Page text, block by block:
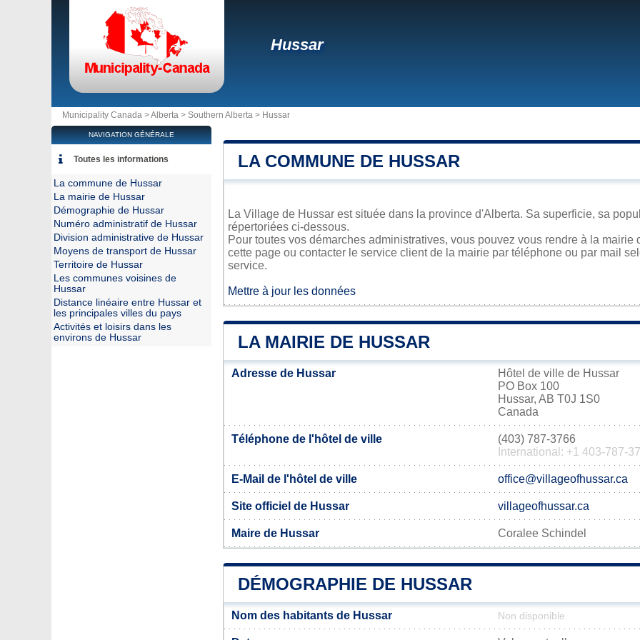
Hussar
Municipality Canada >Alberta > Southern Alberta > Hussar
LA COMMUNE DE HUSSAR
La Village de Hussar est située dans la province d'Alberta. Sa superficie, sa
répertoriées ci-dessous.
Pour toutes vos démarches administratives, vous pouvez vous rendre à la
cette page ou contacter le service client de la mairie par téléphone ou par mail
service.
Mettre à jour les données
LA MAIRIE DE HUSSAR
Adresse de Hussar
Hôtel de ville de Hussar
PO Box 100
Hussar, AB T0J 1S0
Canada
Téléphone de l'hôtel de ville
(403) 787-3766
International: +1 403-787-
E-Mail de l'hôtel de ville office@villageofhussar.ca
Site officiel de Hussar villageofhussar.ca
Maire de Hussar Coralee Schindel
DÉMOGRAPHIE DE HUSSAR
Nom des habitants de Hussar Non disponible
NAVIGATION GÉNÉRALE
Toutes les informations
La commune de Hussar
La mairie de Hussar
Démographie de Hussar
Numéro administratif de Hussar
Division administrative de Hussar
Moyens de transport de Hussar
Territoire de Hussar
Les communes voisines de
Hussar
Distance linéaire entre Hussar et
les principales villes du pays
Activités et loisirs dans les
environs de Hussar